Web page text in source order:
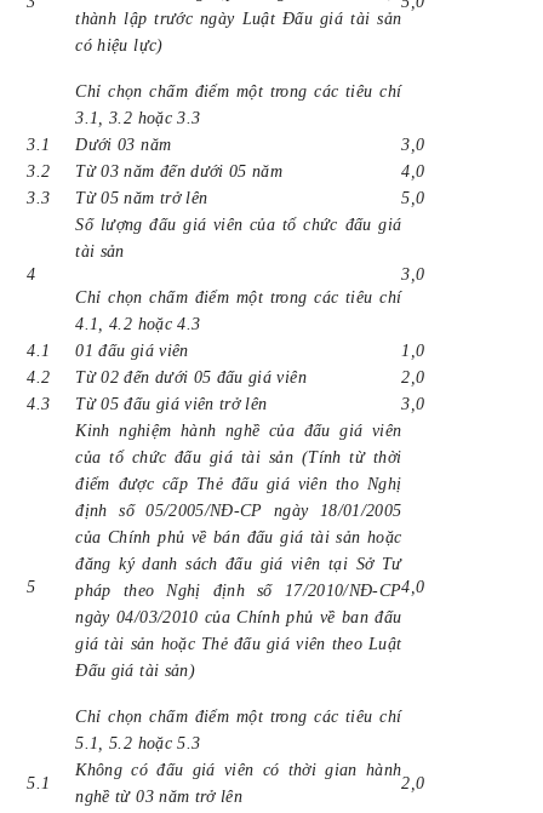
thành lập trước ngày Luật Đấu giá tài sản
có hiệu lực)
Chỉ chọn chấm điểm một trong các tiêu chí
3.1, 3.2 hoặc 3.3
3.1 Dưới 03 năm
3,0
3.2
Từ 03 năm đến dưới 05 năm
4,0
3.3
Từ 05 năm trở lên 5,0
4
Số lượng đấu giá viên của tổ chức đấu giá
tài sản
Chỉ chọn chấm điểm một trong các tiêu chí
4.1, 4.2 hoặc 4.3
3,0
4.1 01 đấu giá viên
1,0
4.2
Từ 02 đến dưới 05 đấu giá viên
2,0
4.3
Từ 05 đấu giá viên trở lên 3,0
5
Kinh nghiệm hành nghề của đấu giá viên
của tổ chức đấu giá tài sản (Tính từ thời
điểm được cấp Thẻ đấu giá viên tho Nghị
định số 05/2005/NĐ-CP ngày 18/01/2005
của Chính phủ về bán đấu giá tài sản hoặc
đăng ký danh sách đấu giá viên tại Sở Tư
pháp theo Nghị định số 17/2010/NĐ-CP
ngày 04/03/2010 của Chính phủ về ban đấu
giá tài sản hoặc Thẻ đấu giá viên theo Luật
Đấu giá tài sản)
Chỉ chọn chấm điểm một trong các tiêu chí
5.1, 5.2 hoặc 5.3
4,0
5.1
Không có đấu giá viên có thời gian hành
nghề từ 03 năm trở lên
2,0